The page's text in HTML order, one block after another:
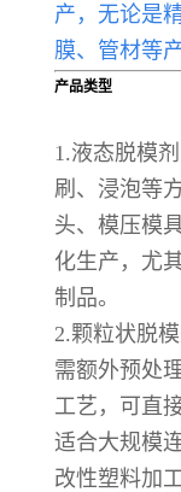
产，无论是
膜、管材等
产品类型
1.液态脱模
刷、浸泡等
头、模压模
化生产，尤
制品。
2.颗粒状脱
需额外预处
工艺，可直
适合大规模
改性塑料加工